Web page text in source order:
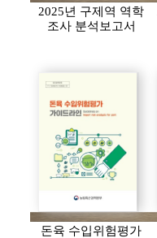
2025년 구제역 역학
조사 분석보고서
돈육 수입위험평가